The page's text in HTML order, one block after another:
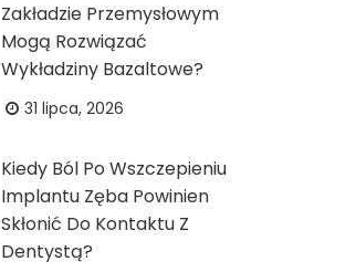
Zakładzie Przemysłowym
Mogą Rozwiązać
Wykładziny Bazaltowe?
31 lipca, 2026
Kiedy Ból Po Wszczepieniu
Implantu Zęba Powinien
Skłonić Do Kontaktu Z
Dentystą?